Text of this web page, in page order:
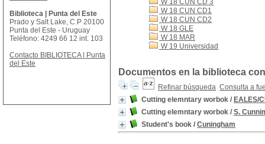
W 18 CUN CD 3
W 18 CUN CD1
W 18 CUN CD2
W 18 GLE
W 18 MAR
W 19 Universidad
Documentos en la biblioteca
Refinar búsqueda Consulta a
Cutting elemntary worbok / EALES/
Cutting elemntary worbok / S.
Student's book / Cuningham
Biblioteca | Punta del Este
Prado y Salt Lake, C.P 20100
Punta del Este - Uruguay
Teléfono: 4249 66 12 int. 103
Contacto BIBLIOTECA | Punta
del Este